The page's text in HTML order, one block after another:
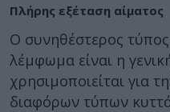
Πλήρης εξέταση αίματος
Ο συνηθέστερος τύπος
λέμφωμα είναι η
χρησιμοποιείται για
διαφόρων τύπων